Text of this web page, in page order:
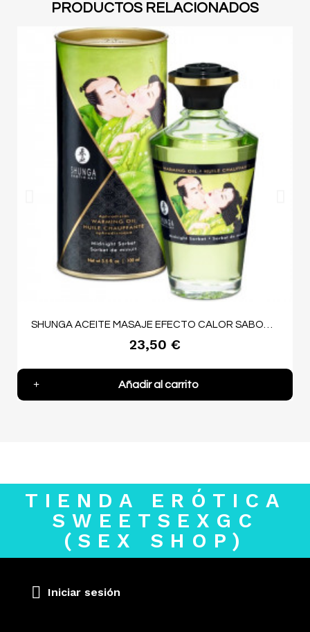
PRODUCTOS RELACIONADOS
SHUNGA ACEITE MASAJE EFECTO CALOR SABOR SORBETE DE MEDIANOCHE 100 ML
23,50 €
Añadir al carrito
TIENDA ERÓTICA
SWEETSEXGC
(SEX SHOP)
Iniciar sesión